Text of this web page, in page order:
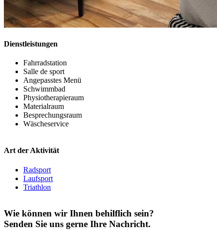
Dienstleistungen
Fahrradstation
Salle de sport
Angepasstes Menü
Schwimmbad
Physiotherapieraum
Materialraum
Besprechungsraum
Wäscheservice
Art der Aktivität
Radsport
Laufsport
Triathlon
Wie können wir Ihnen behilflich sein?
Senden Sie uns gerne Ihre Nachricht.